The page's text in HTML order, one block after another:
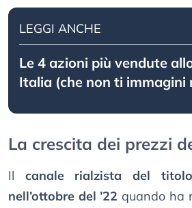
LEGGI ANCHE
Le 4 azioni più vendute
Italia (che non ti immagini
La crescita dei prezzi
Il canale rialzista del
nell’ottobre del ’22 quando ha